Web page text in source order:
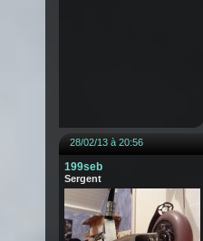
28/02/13 à 20:56
199seb
Sergent